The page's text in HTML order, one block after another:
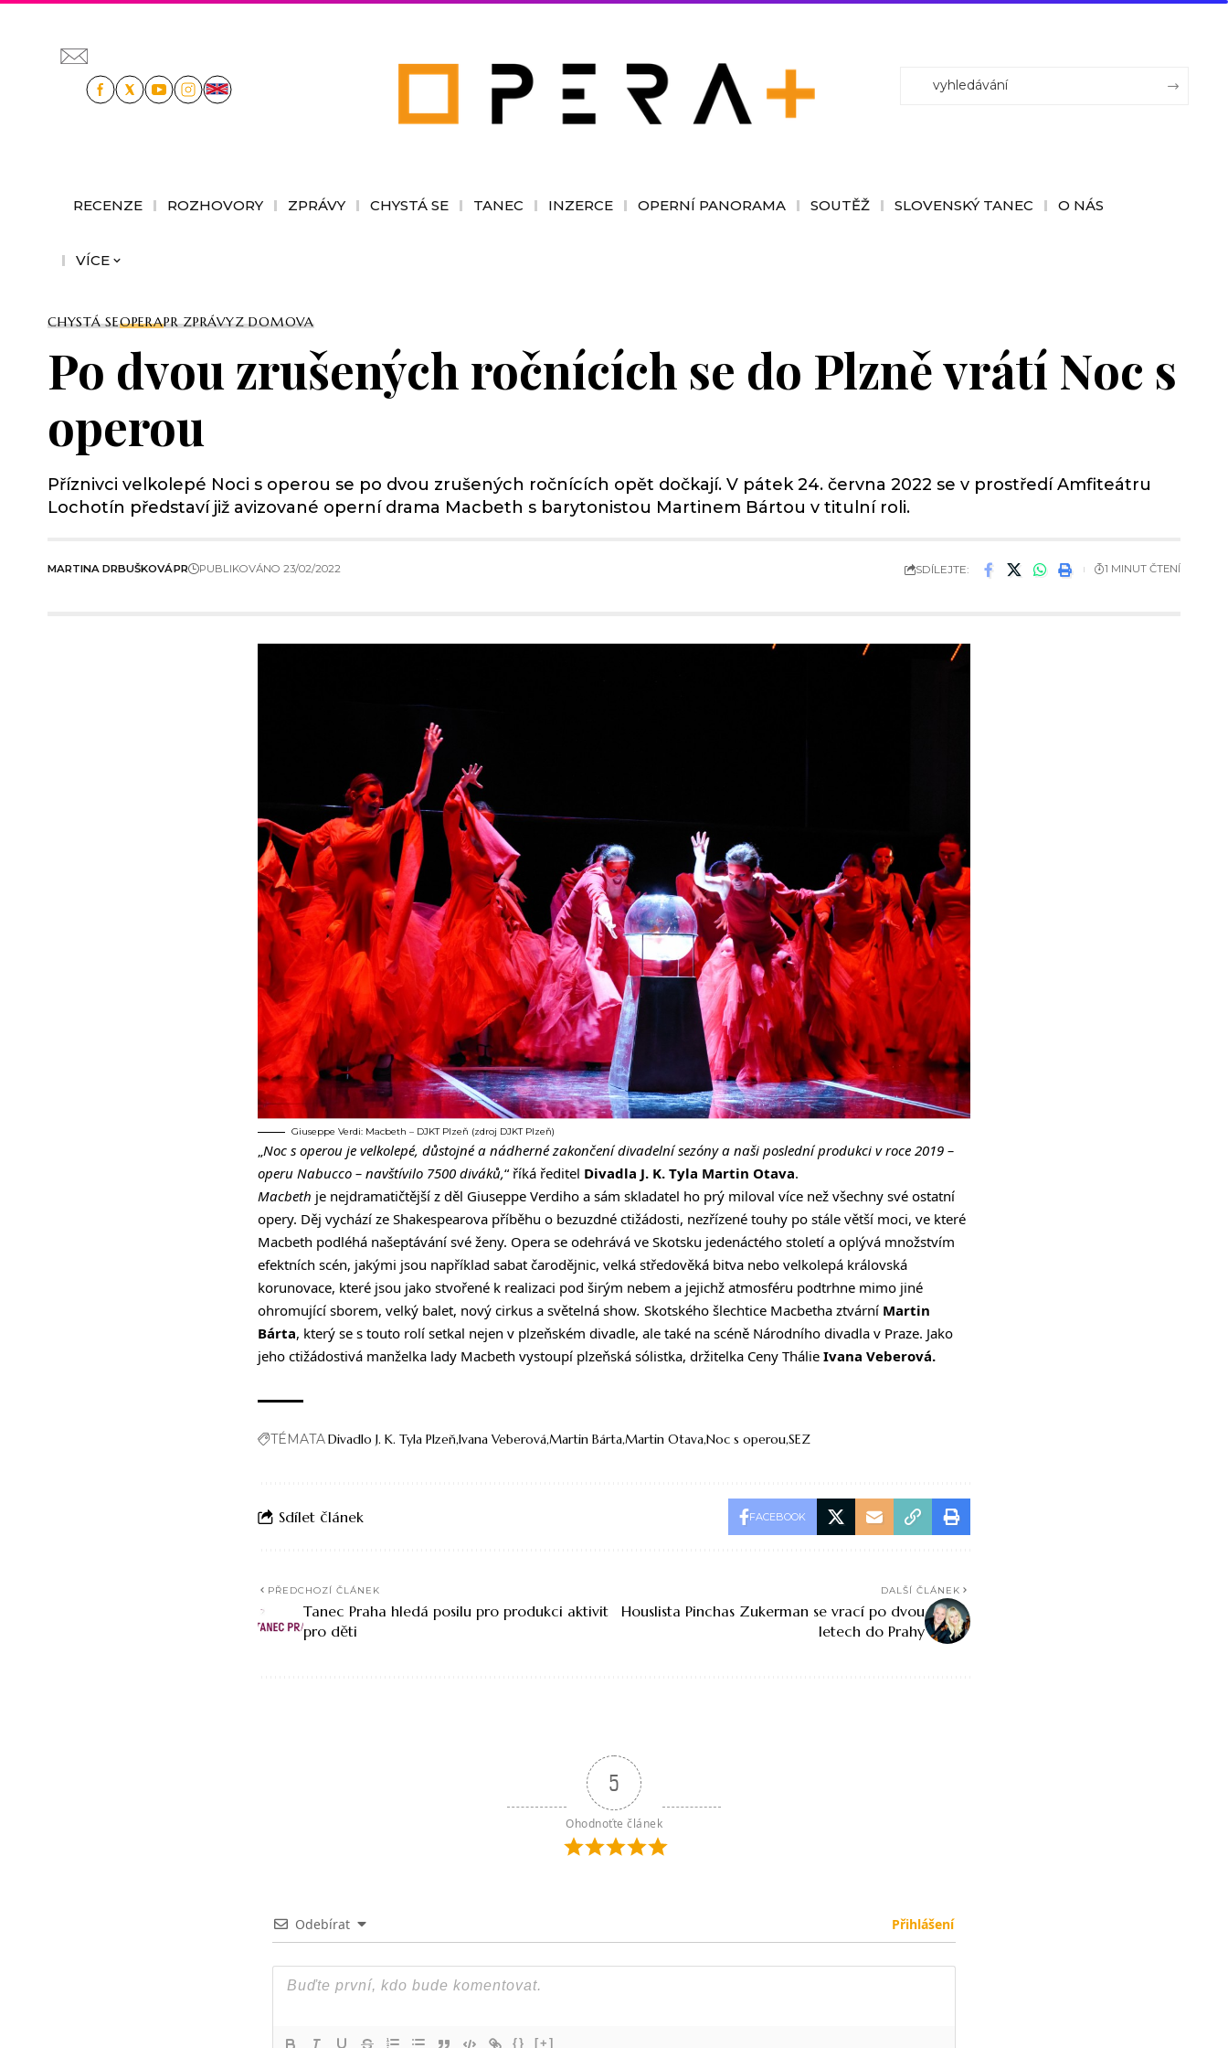
RECENZE ROZHOVORY ZPRÁVY CHYSTÁ SE TANEC INZERCE OPERNÍ PANORAMA SOUTĚŽ SLOVENSKÝ TANEC O NÁS
VÍCE
CHYSTÁ SEOPERAPR ZPRÁVYZ DOMOVA
Po dvou zrušených ročnících se do Plzně vrátí Noc s
operou
Příznivci velkolepé Noci s operou se po dvou zrušených ročnících opět dočkají. V pátek 24. června 2022 se v prostředí Amfiteátru
Lochotín představí již avizované operní drama Macbeth s barytonistou Martinem Bártou v titulní roli.
MARTINA DRBUŠKOVÁPR PUBLIKOVÁNO 23/02/2022 SDÍLEJTE: 1 MINUT ČTENÍ
Giuseppe Verdi: Macbeth – DJKT Plzeň (zdroj DJKT Plzeň)
„Noc s operou je velkolepé, důstojné a nádherné zakončení divadelní sezóny a naši poslední produkci v roce 2019 –
operu Nabucco – navštívilo 7500 diváků,“ říká ředitel Divadla J. K. Tyla Martin Otava.
Macbeth je nejdramatičtější z děl Giuseppe Verdiho a sám skladatel ho prý miloval více než všechny své ostatní
opery. Děj vychází ze Shakespearova příběhu o bezuzdné ctižádosti, nezřízené touhy po stále větší moci, ve které
Macbeth podléhá našeptávání své ženy. Opera se odehrává ve Skotsku jedenáctého století a oplývá množstvím
efektních scén, jakými jsou například sabat čarodějnic, velká středověká bitva nebo velkolepá královská
korunovace, které jsou jako stvořené k realizaci pod širým nebem a jejichž atmosféru podtrhne mimo jiné
ohromující sborem, velký balet, nový cirkus a světelná show. Skotského šlechtice Macbetha ztvární Martin
Bárta, který se s touto rolí setkal nejen v plzeňském divadle, ale také na scéně Národního divadla v Praze. Jako
jeho ctižádostivá manželka lady Macbeth vystoupí plzeňská sólistka, držitelka Ceny Thálie Ivana Veberová.
TÉMATADivadlo J. K. Tyla PlzeňIvana VeberováMartin BártaMartin OtavaNoc s operouSEZ
Sdílet článek FACEBOOK
PŘEDCHOZÍ ČLÁNEK
Tanec Praha hledá posilu pro produkci aktivit
pro děti
DALŠÍ ČLÁNEK
Houslista Pinchas Zukerman se vrací po dvou
letech do Prahy
5
Ohodnoťte článek
Odebírat Přihlášení
{} [+]